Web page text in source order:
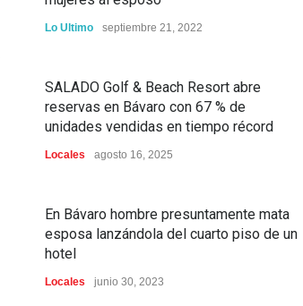
Lo Ultimo septiembre 21, 2022
SALADO Golf & Beach Resort abre
reservas en Bávaro con 67 % de
unidades vendidas en tiempo récord
Locales agosto 16, 2025
En Bávaro hombre presuntamente mata
esposa lanzándola del cuarto piso de un
hotel
Locales junio 30, 2023